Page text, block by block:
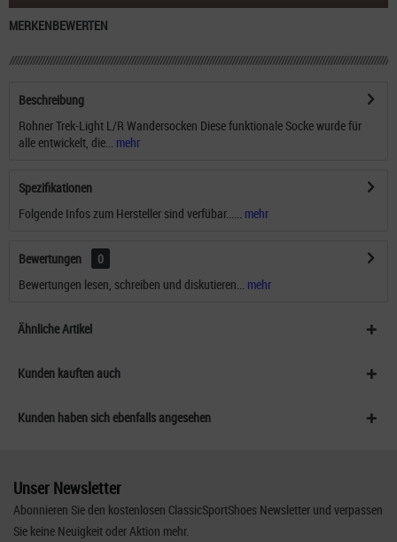
MERKENBEWERTEN
Beschreibung
Rohner Trek-Light L/R Wandersocken Diese funktionale Socke wurde für
alle entwickelt, die...
mehr
Spezifikationen
Folgende Infos zum Hersteller sind verfübar...... mehr
Bewertungen
0
Bewertungen lesen, schreiben und diskutieren...
mehr
Ähnliche Artikel
Kunden kauften auch
Kunden haben sich ebenfalls angesehen
Unser Newsletter
Abonnieren Sie den kostenlosen ClassicSportShoes Newsletter und verpassen
Sie keine Neuigkeit oder Aktion mehr.